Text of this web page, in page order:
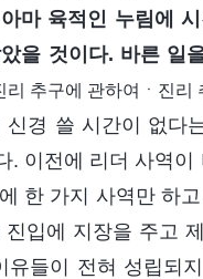
마 육적인 누림에
을 것이다. 바른 일
추구에 관하여ㆍ진리
신경 쓸 시간이 없다
. 이전에 리더 사역
한 가지 사역만 하
진입에 지장을 주고
유들이 전혀 성립되